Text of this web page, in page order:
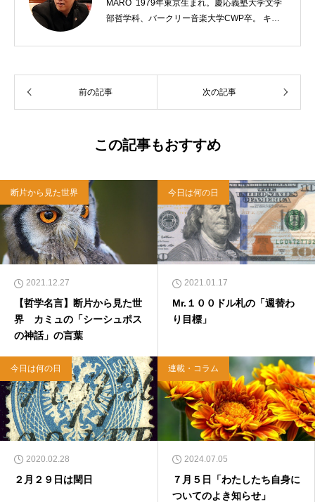
MARO 1979年東京生まれ。慶応義塾大学文学
部哲学科、バークリー音楽大学CWP卒。 キリ
う宗教法人専門の行政書士。2020年7月よりク
「上馬キリスト教会（@kamiumach）」の運営
を行う「まじめ担当」。 著書に『聖書を読んだ
西洋哲学超入門〜』（日本実業出版）、『人生
イヤモンド社）、『世界一ゆるい聖書入門』、
『世界一ゆるい聖書教室』（「ふざけ担当」LE
ONとの共著、講談社）などがある。新著<a hr
ef="https://amzn.to/376F9aC">『ふっと心がラ
クになる 眠れぬ夜の聖書のことば』（大和書
房）</a>２０２２年３月１５日発売。
前の記事 次の記事
この記事もおすすめ
断片から見た世界
2021.12.27
【哲学名言】断片から見た世
界 カミュの「シーシュポス
の神話」の言葉
今日は何の日
2021.01.17
Mr.１００ドル札の「週替わ
り目標」
今日は何の日
2020.02.28
２月２９日は閏日
連載・コラム
2024.07.05
７月５日「わたしたち自身に
ついてのよき知らせ」